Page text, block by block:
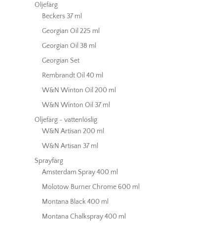
Oljefärg
Beckers 37 ml
Georgian Oil 225 ml
Georgian Oil 38 ml
Georgian Set
Rembrandt Oil 40 ml
W&N Winton Oil 200 ml
W&N Winton Oil 37 ml
Oljefärg - vattenlöslig
W&N Artisan 200 ml
W&N Artisan 37 ml
Sprayfärg
Amsterdam Spray 400 ml
Molotow Burner Chrome 600 ml
Montana Black 400 ml
Montana Chalkspray 400 ml